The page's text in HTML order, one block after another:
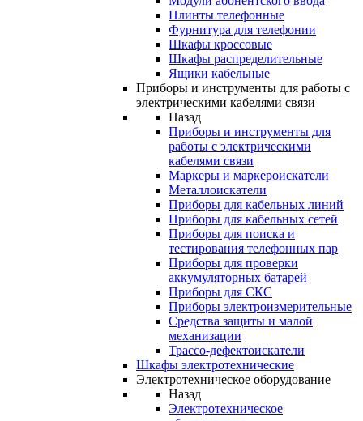
Плинты телефонные
Фурнитура для телефонии
Шкафы кроссовые
Шкафы распределительные
Ящики кабельные
Приборы и инструменты для работы с
электрическими кабелями связи
Назад
Приборы и инструменты для
работы с электрическими
кабелями связи
Маркеры и маркероискатели
Металлоискатели
Приборы для кабельных линий
Приборы для кабельных сетей
Приборы для поиска и
тестирования телефонных пар
Приборы для проверки
аккумуляторных батарей
Приборы для СКС
Приборы электроизмерительные
Средства защиты и малой
механизации
Трассо-дефектоискатели
Шкафы электротехнические
Электротехническое оборудование
Назад
Электротехническое